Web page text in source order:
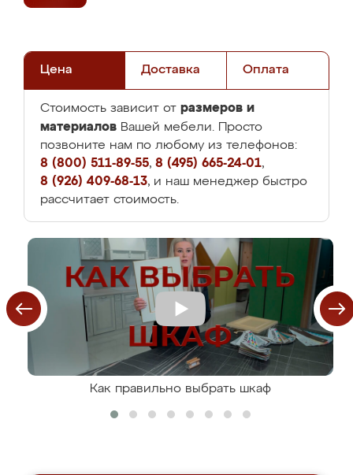
Цена Доставка Оплата
Стоимость зависит от размеров и
материалов Вашей мебели. Просто
позвоните нам по любому из телефонов:
8 (800) 511-89-55, 8 (495) 665-24-01,
8 (926) 409-68-13, и наш менеджер быстро
рассчитает стоимость.
Как правильно выбрать шкаф